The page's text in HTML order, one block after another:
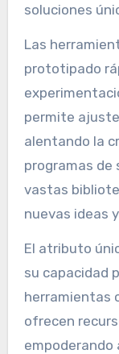
soluciones
Las
prototipado
permite
alentando la
programas de
vastas
nuevas ideas
El atributo
su capacidad
herramientas
ofrecen
empoderando